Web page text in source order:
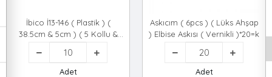
İbico İ13-146 ( Plastik ) (
38.5cm & 5cm ) ( 5 Kollu &
Vakumlu ) Delux Askısı
Yapışkanlı*10x10
Adet
Askıcım ( 6pcs ) ( Lüks Ahşap
) Elbise Askısı ( Vernikli )*20=k
Adet